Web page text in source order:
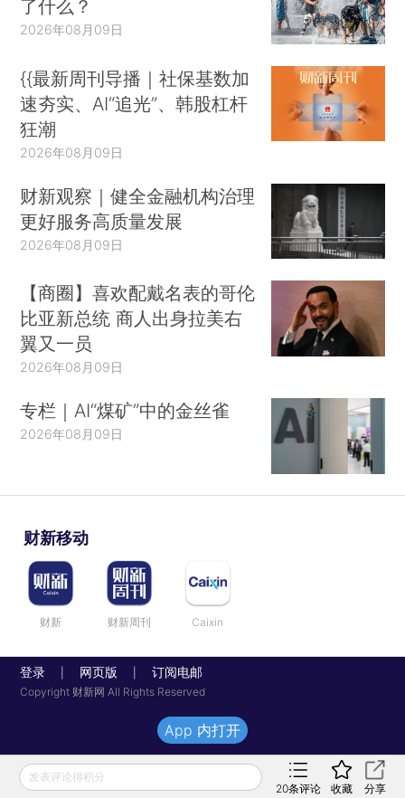
了什么？
2026年08月09日
{{最新周刊导播｜社保基数加
速夯实、AI“追光”、韩股杠杆
狂潮
2026年08月09日
财新观察｜健全金融机构治理
更好服务高质量发展
2026年08月09日
【商圈】喜欢配戴名表的哥伦
比亚新总统 商人出身拉美右
翼又一员
2026年08月09日
专栏｜AI“煤矿”中的金丝雀
2026年08月09日
财新移动
财新 财新周刊 Caixin
登录 网页版 订阅电邮
Copyright 财新网 All Rights Reserved
发表评论得积分
20条评论 收藏 分享
App 内打开